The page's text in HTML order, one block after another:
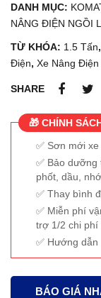
DANH MỤC:
NÂNG ĐIỆN NGỒI
TỪ KHÓA: 1.5 Tấn,
Điện, Xe Nâng Điện
SHARE
🎁 CHÍNH
Sơn mới
Bảo dưỡng
phốt, dầu,
Thay bình
Miễn phí
trợ 1/2 chi phí
Hướng dẫn
BÁO GIÁ